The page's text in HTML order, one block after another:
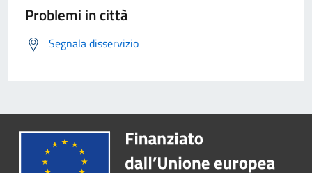
Problemi in città
Segnala disservizio